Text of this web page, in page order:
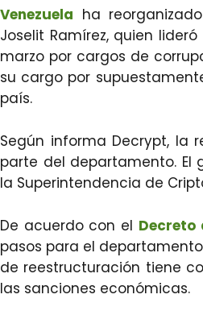
Venezuela ha
Joselit Ramírez, quien
marzo por cargos de
su cargo por
país.
Según informa Decrypt, la
parte del departamento. El
la Superintendencia de
De acuerdo con el Decreto
pasos para el
de reestructuración tiene
las sanciones económicas.